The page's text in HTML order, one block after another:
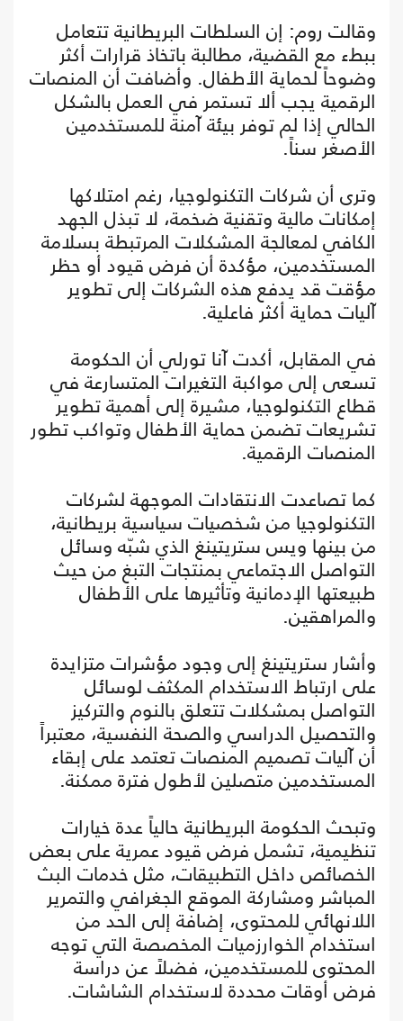
وقالت روم: إن السلطات البريطانية تتعامل
ببطء مع القضية، مطالبة باتخاذ قرارات أكثر
وضوحاً لحماية الأطفال. وأضافت أن المنصات
الرقمية يجب ألا تستمر في العمل بالشكل
الحالي إذا لم توفر بيئة آمنة للمستخدمين
الأصغر سناً.
وترى أن شركات التكنولوجيا، رغم امتلاكها
إمكانات مالية وتقنية ضخمة، لا تبذل الجهد
الكافي لمعالجة المشكلات المرتبطة بسلامة
المستخدمين، مؤكدة أن فرض قيود أو حظر
مؤقت قد يدفع هذه الشركات إلى تطوير
آليات حماية أكثر فاعلية.
في المقابل، أكدت آنا تورلي أن الحكومة
تسعى إلى مواكبة التغيرات المتسارعة في
قطاع التكنولوجيا، مشيرة إلى أهمية تطوير
تشريعات تضمن حماية الأطفال وتواكب تطور
المنصات الرقمية.
كما تصاعدت الانتقادات الموجهة لشركات
التكنولوجيا من شخصيات سياسية بريطانية،
من بينها ويس ستريتينغ الذي شبّه وسائل
التواصل الاجتماعي بمنتجات التبغ من حيث
طبيعتها الإدمانية وتأثيرها على الأطفال
والمراهقين.
وأشار ستريتينغ إلى وجود مؤشرات متزايدة
على ارتباط الاستخدام المكثف لوسائل
التواصل بمشكلات تتعلق بالنوم والتركيز
والتحصيل الدراسي والصحة النفسية، معتبراً
أن آليات تصميم المنصات تعتمد على إبقاء
المستخدمين متصلين لأطول فترة ممكنة.
وتبحث الحكومة البريطانية حالياً عدة خيارات
تنظيمية، تشمل فرض قيود عمرية على بعض
الخصائص داخل التطبيقات، مثل خدمات البث
المباشر ومشاركة الموقع الجغرافي والتمرير
اللانهائي للمحتوى، إضافة إلى الحد من
استخدام الخوارزميات المخصصة التي توجه
المحتوى للمستخدمين، فضلاً عن دراسة
فرض أوقات محددة لاستخدام الشاشات.